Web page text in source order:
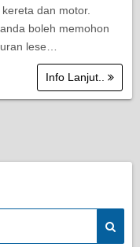
dan motor.
boleh memohon
lese…
Info Lanjut..